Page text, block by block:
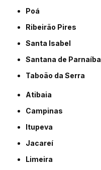
Poá
Ribeirão Pires
Santa Isabel
Santana de Parnaíba
Taboão da Serra
Atibaia
Campinas
Itupeva
Jacareí
Limeira